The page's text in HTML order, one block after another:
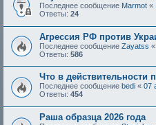
Последнее сообщение Marmot «
Ответы: 24
Агрессия РФ против
Последнее сообщение Zayatss «
Ответы: 586
Что в действительности
Последнее сообщение bedi « 07
Ответы: 454
Раша образца 2026 года